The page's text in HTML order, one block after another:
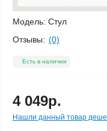
Модель: Стул
Отзывы: (0)
Есть в наличии
4 049р.
Нашли данный товар